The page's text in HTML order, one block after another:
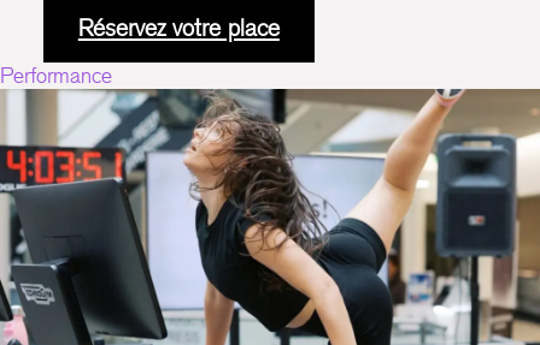
Réservez votre place
Performance